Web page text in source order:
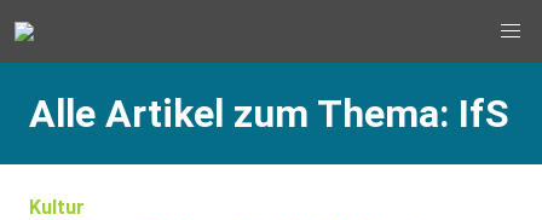
Alle Artikel zum Thema: IfS
Kultur